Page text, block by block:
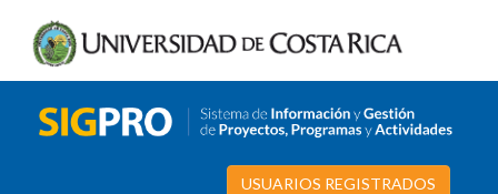
USUARIOS REGISTRADOS